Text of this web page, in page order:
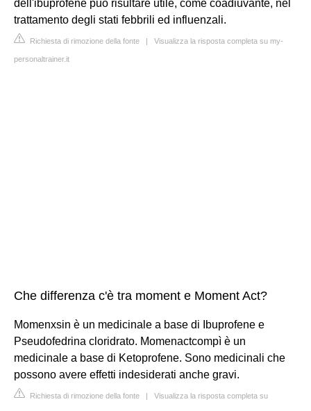
dell'ibuprofene può risultare utile, come coadiuvante, nel
trattamento degli stati febbrili ed influenzali.
Richiesta di rimozione della fonte | Visualizza la risposta completa su my-
personaltrainer.it
Che differenza c'è tra moment e Moment Act?
Momenxsin è un medicinale a base di Ibuprofene e
Pseudofedrina cloridrato. Momenactcompì è un
medicinale a base di Ketoprofene. Sono medicinali che
possono avere effetti indesiderati anche gravi.
Richiesta di rimozione della fonte | Visualizza la risposta completa su